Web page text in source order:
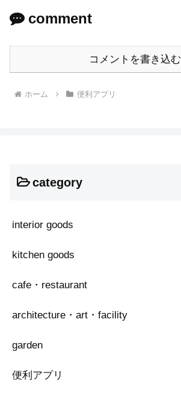
comment
コメントを書き込む
ホーム 便利アプリ
category
interior goods
kitchen goods
cafe・restaurant
architecture・art・facility
garden
便利アプリ